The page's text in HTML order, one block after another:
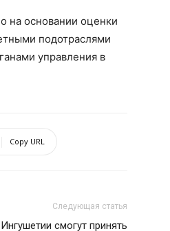
на основании оценки
подотраслями
управления в
Copy URL
Следующая статья
смогут принять